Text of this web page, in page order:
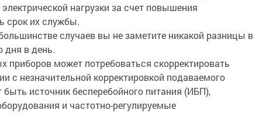
нагрузки за счет повышения
срок их службы.
случаев вы не заметите никакой разницы в
дня в день.
приборов может потребоваться скорректировать
с незначительной корректировкой подаваемого
источник бесперебойного питания (ИБП),
и частотно-регулируемые